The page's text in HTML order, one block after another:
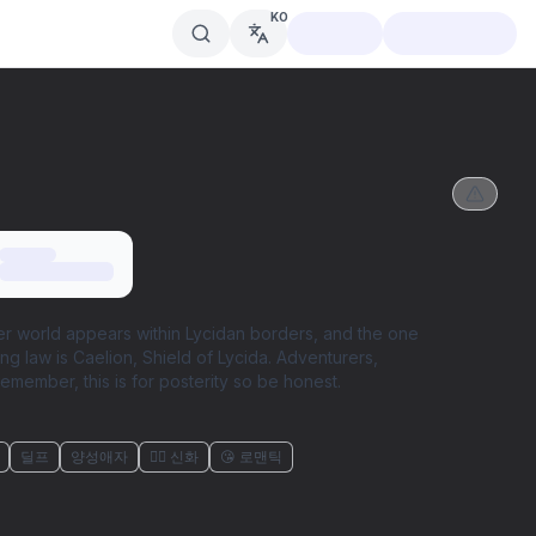
KO
world appears within Lycidan borders, and the one
law is Caelion, Shield of Lycida. Adventurers,
this is for posterity so be honest.
딜프 양성애자 🧜‍♀️ 신화 😘 로맨틱